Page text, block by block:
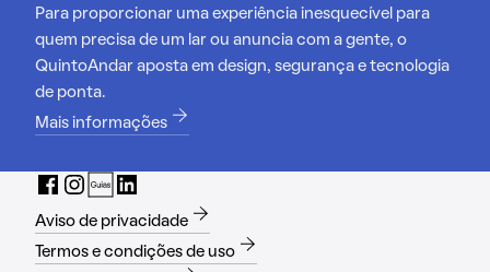
Para proporcionar uma experiência inesquecível para
quem precisa de um lar ou anuncia com a gente, o
QuintoAndar aposta em design, segurança e tecnologia
de ponta.
Mais informações
Aviso de privacidade
Termos e condições de uso